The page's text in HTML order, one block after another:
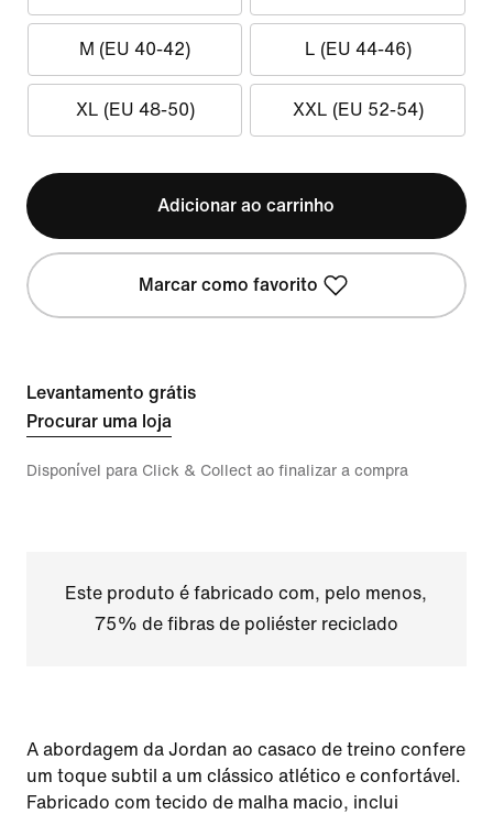
M (EU 40-42) L (EU 44-46)
XL (EU 48-50) XXL (EU 52-54)
Adicionar ao carrinho
Marcar como favorito
Levantamento grátis
Procurar uma loja
Disponível para Click & Collect ao finalizar a compra
Este produto é fabricado com, pelo menos,
75% de fibras de poliéster reciclado
A abordagem da Jordan ao casaco de treino confere
um toque subtil a um clássico atlético e confortável.
Fabricado com tecido de malha macio, inclui